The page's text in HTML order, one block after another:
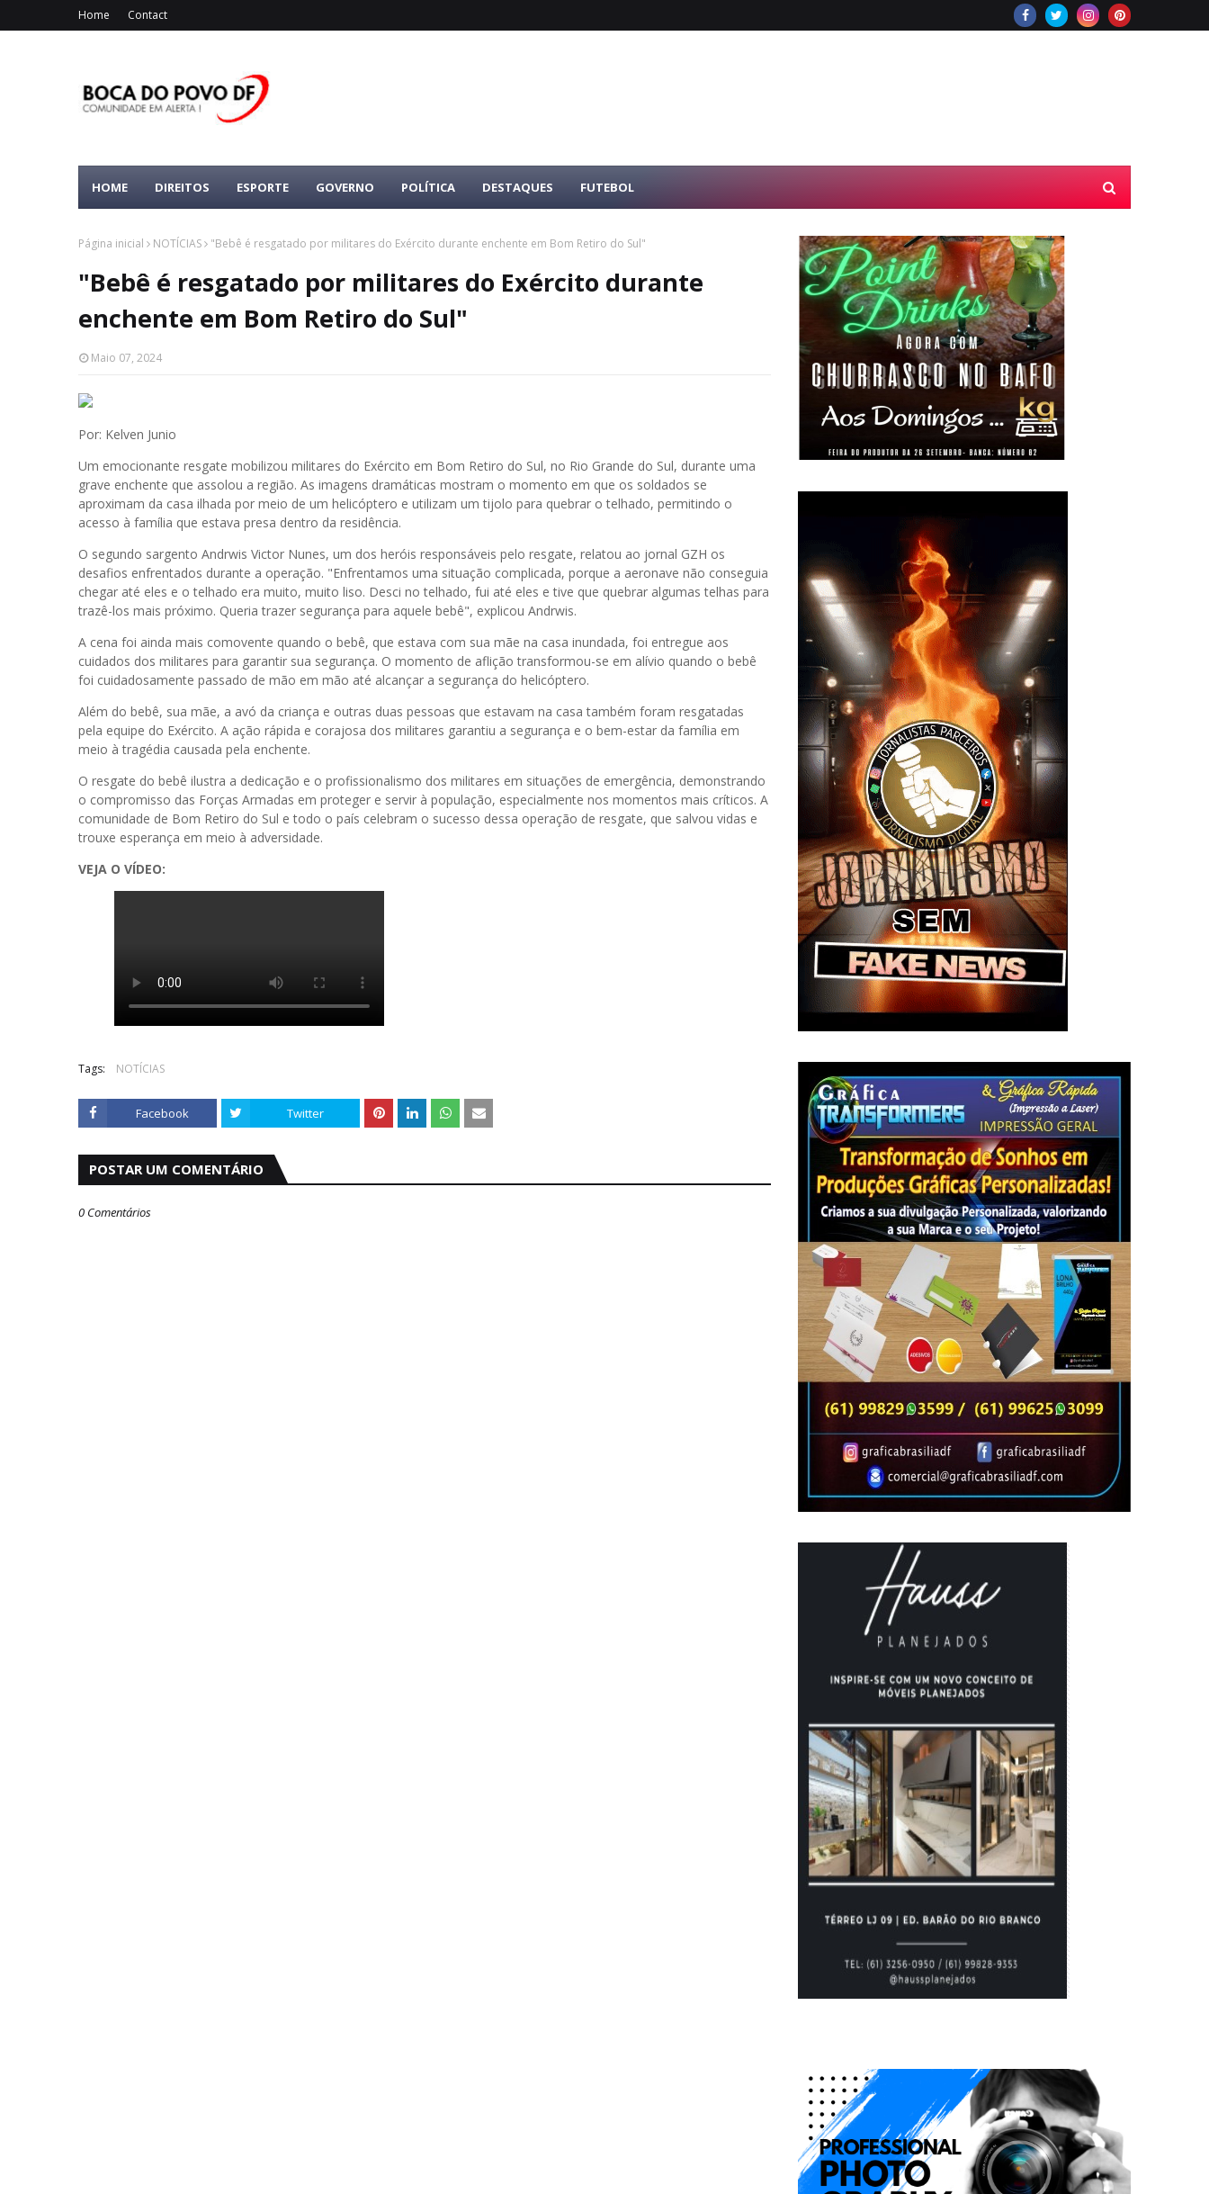
Home Contact
HOME DIREITOS ESPORTE GOVERNO POLÍTICA DESTAQUES FUTEBOL
Página inicial NOTÍCIAS "Bebê é resgatado por militares do Exército durante enchente em Bom Retiro do Sul"
"Bebê é resgatado por militares do Exército durante
enchente em Bom Retiro do Sul"
Maio 07, 2024
Por: Kelven Junio
Um emocionante resgate mobilizou militares do Exército em Bom Retiro do Sul, no Rio Grande do Sul, durante uma
grave enchente que assolou a região. As imagens dramáticas mostram o momento em que os soldados se
aproximam da casa ilhada por meio de um helicóptero e utilizam um tijolo para quebrar o telhado, permitindo o
acesso à família que estava presa dentro da residência.
O segundo sargento Andrwis Victor Nunes, um dos heróis responsáveis pelo resgate, relatou ao jornal GZH os
desafios enfrentados durante a operação. "Enfrentamos uma situação complicada, porque a aeronave não conseguia
chegar até eles e o telhado era muito, muito liso. Desci no telhado, fui até eles e tive que quebrar algumas telhas para
trazê-los mais próximo. Queria trazer segurança para aquele bebê", explicou Andrwis.
A cena foi ainda mais comovente quando o bebê, que estava com sua mãe na casa inundada, foi entregue aos
cuidados dos militares para garantir sua segurança. O momento de aflição transformou-se em alívio quando o bebê
foi cuidadosamente passado de mão em mão até alcançar a segurança do helicóptero.
Além do bebê, sua mãe, a avó da criança e outras duas pessoas que estavam na casa também foram resgatadas
pela equipe do Exército. A ação rápida e corajosa dos militares garantiu a segurança e o bem-estar da família em
meio à tragédia causada pela enchente.
O resgate do bebê ilustra a dedicação e o profissionalismo dos militares em situações de emergência, demonstrando
o compromisso das Forças Armadas em proteger e servir à população, especialmente nos momentos mais críticos. A
comunidade de Bom Retiro do Sul e todo o país celebram o sucesso dessa operação de resgate, que salvou vidas e
trouxe esperança em meio à adversidade.
VEJA O VÍDEO:
Tags: NOTÍCIAS
Facebook Twitter
POSTAR UM COMENTÁRIO
0 Comentários